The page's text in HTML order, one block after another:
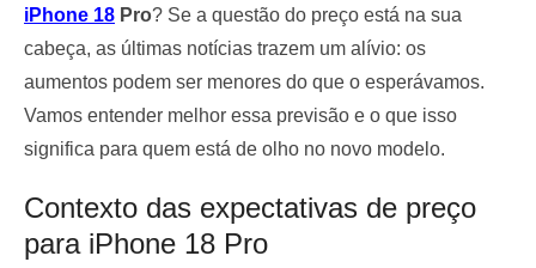
iPhone 18 Pro? Se a questão do preço está na sua
cabeça, as últimas notícias trazem um alívio: os
aumentos podem ser menores do que o esperávamos.
Vamos entender melhor essa previsão e o que isso
significa para quem está de olho no novo modelo.
Contexto das expectativas de preço
para iPhone 18 Pro